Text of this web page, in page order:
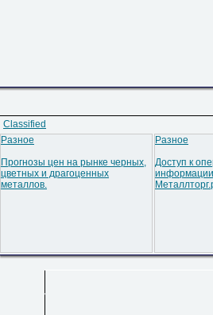
Classified
Разное
Прогнозы цен на рынке черных,
цветных и драгоценных
металлов.
Разное
Доступ к